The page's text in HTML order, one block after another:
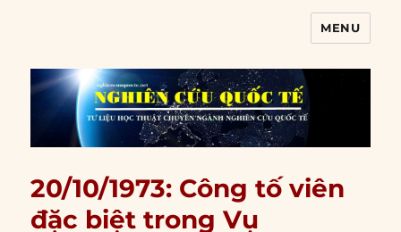
MENU
20/10/1973: Công tố viên
đặc biệt trong Vụ